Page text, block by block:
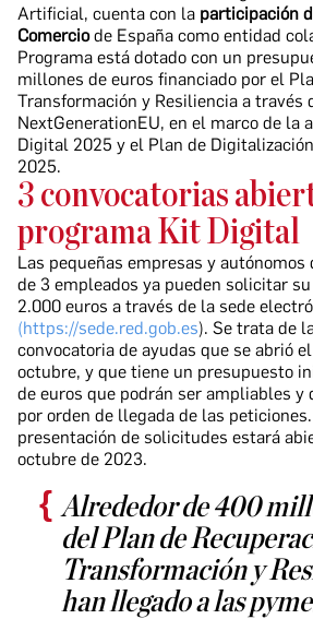
Artificial, cuenta con la participación
Comerciode España como entidad
Programa está dotado con un
millones de euros financiado por el
Transformación y Resiliencia a través
NextGenerationEU, en el marco de la
Digital 2025 y el Plan de
2025.
3 convocatorias
programa Kit Digital
Las pequeñas empresas y autónomos
de 3 empleados ya pueden solicitar
2.000 euros a través de la sede
(https://sede.red.gob.es). Se trata de
convocatoria de ayudas que se abrió
octubre, y que tiene un presupuesto
de euros que podrán ser ampliables y
por orden de llegada de las
presentación de solicitudes estará
octubre de 2023.
Alrededor de 400
del Plan de
Transformación y
han llegado a las